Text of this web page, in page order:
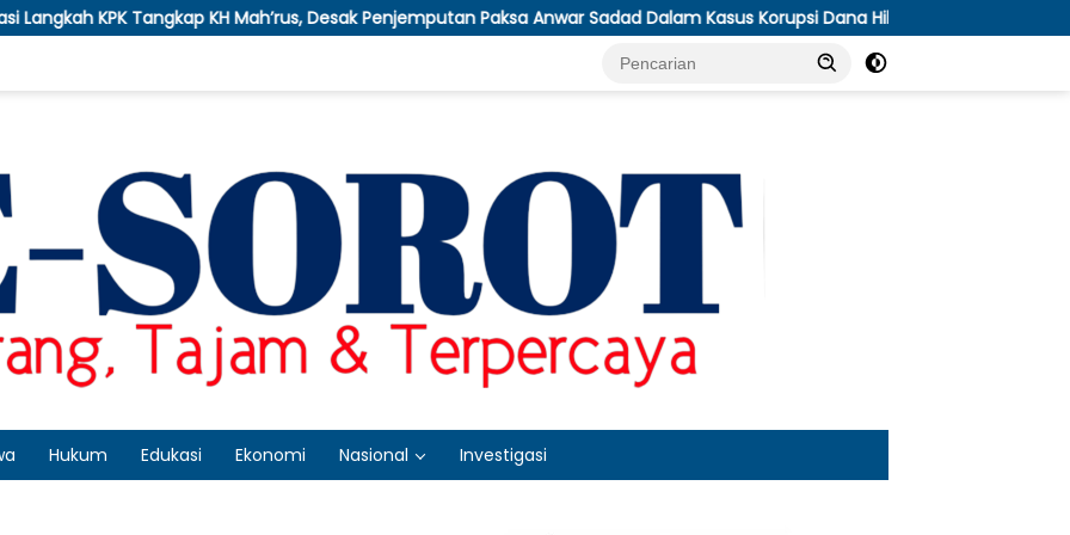
KH Mah’rus, Desak Penjemputan Paksa Anwar Sadad Dalam Kasus Korupsi Dana Hibah Jatim Antisipasi Kekeringan,
Hukum Edukasi Ekonomi Nasional Investigasi